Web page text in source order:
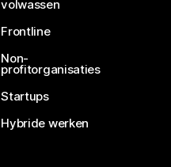
volwassen
Frontline
Non-
profitorganisaties
Startups
Hybride werken